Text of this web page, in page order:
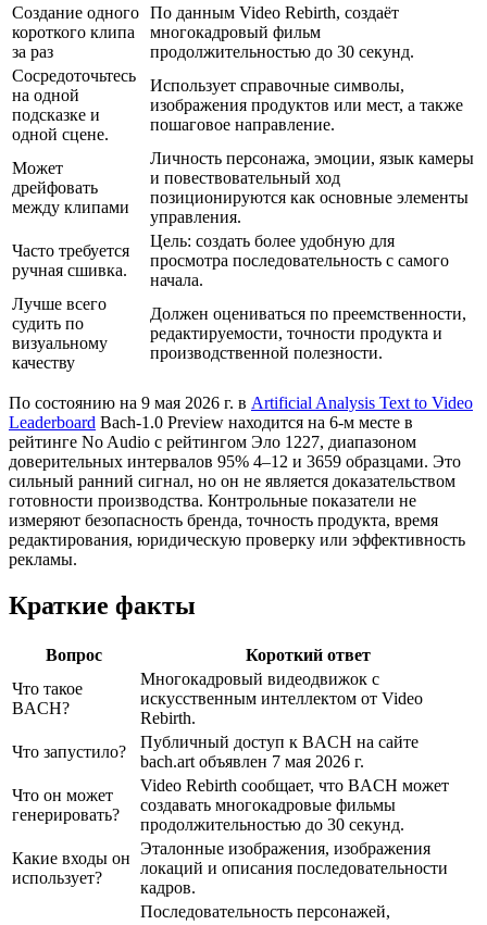
Создание одного
короткого клипа
за раз
По данным Video Rebirth, создаёт
многокадровый фильм
продолжительностью до 30 секунд.
Сосредоточьтесь
на одной
подсказке и
одной сцене.
Использует справочные символы,
изображения продуктов или мест, а также
пошаговое направление.
Может
дрейфовать
между клипами
Личность персонажа, эмоции, язык камеры
и повествовательный ход
позиционируются как основные элементы
управления.
Часто требуется
ручная сшивка.
Цель: создать более удобную для
просмотра последовательность с самого
начала.
Лучше всего
судить по
визуальному
качеству
Должен оцениваться по преемственности,
редактируемости, точности продукта и
производственной полезности.
По состоянию на 9 мая 2026 г. в Artificial Analysis Text to Video
Leaderboard Bach-1.0 Preview находится на 6-м месте в
рейтинге No Audio с рейтингом Эло 1227, диапазоном
доверительных интервалов 95% 4–12 и 3659 образцами. Это
сильный ранний сигнал, но он не является доказательством
готовности производства. Контрольные показатели не
измеряют безопасность бренда, точность продукта, время
редактирования, юридическую проверку или эффективность
рекламы.
Краткие факты
Вопрос
Короткий ответ
Что такое
BACH?
Многокадровый видеодвижок с
искусственным интеллектом от Video
Rebirth.
Что запустило?
Публичный доступ к BACH на сайте
bach.art объявлен 7 мая 2026 г.
Что он может
генерировать?
Video Rebirth сообщает, что BACH может
создавать многокадровые фильмы
продолжительностью до 30 секунд.
Какие входы он
использует?
Эталонные изображения, изображения
локаций и описания последовательности
кадров.
Последовательность персонажей,